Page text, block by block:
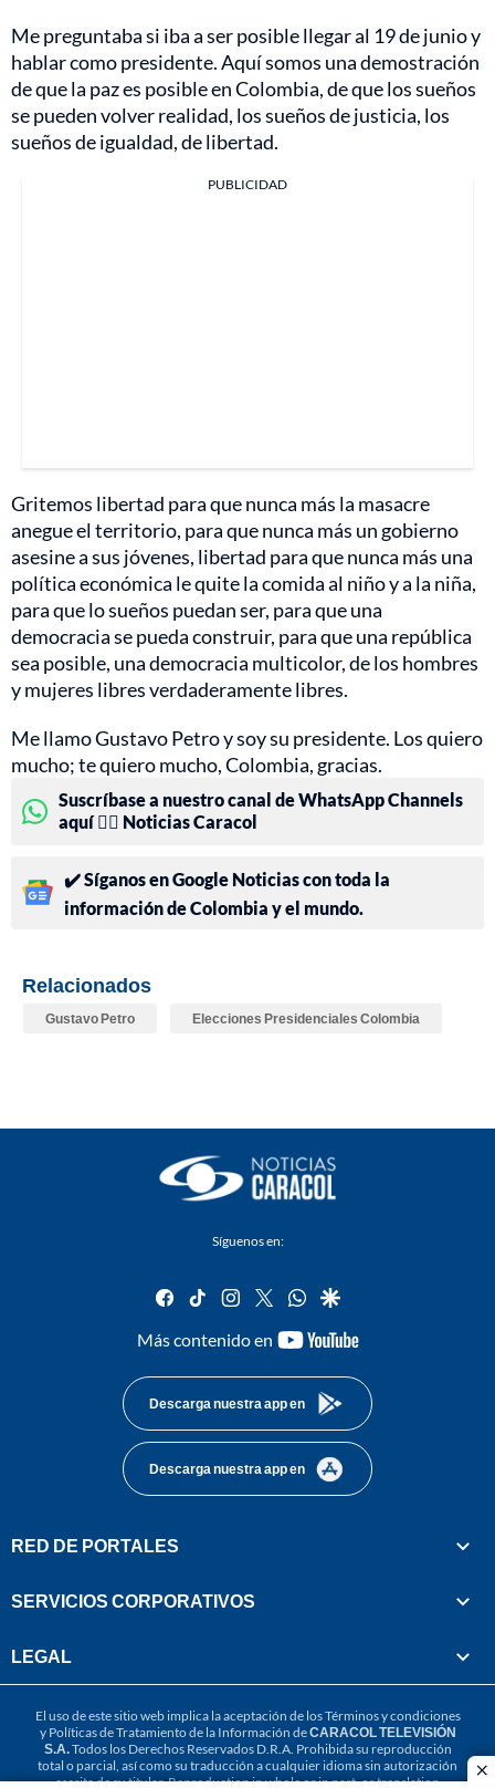
Me preguntaba si iba a ser posible llegar al 19 de junio y
hablar como presidente. Aquí somos una demostración
de que la paz es posible en Colombia, de que los sueños
se pueden volver realidad, los sueños de justicia, los
sueños de igualdad, de libertad.
PUBLICIDAD
Gritemos libertad para que nunca más la masacre
anegue el territorio, para que nunca más un gobierno
asesine a sus jóvenes, libertad para que nunca más una
política económica le quite la comida al niño y a la niña,
para que lo sueños puedan ser, para que una
democracia se pueda construir, para que una república
sea posible, una democracia multicolor, de los hombres
y mujeres libres verdaderamente libres.
Me llamo Gustavo Petro y soy su presidente. Los quiero
mucho; te quiero mucho, Colombia, gracias.
Suscríbase a nuestro canal de WhatsApp Channels
aquí 👉🏻 Noticias Caracol
✔️ Síganos en Google Noticias con toda la
información de Colombia y el mundo.
Relacionados
Gustavo Petro Elecciones Presidenciales Colombia
Síguenos en:
facebook
tiktok instagram
twitterwhatsapp
google
Más contenido en
youtube-
Descarga nuestra app en
Descarga nuestra app en
RED DE PORTALES
SERVICIOS CORPORATIVOS
LEGAL
El uso de este sitio web implica la aceptación de losTérminos y condiciones
y Políticas de Tratamiento de la Información deCARACOL TELEVISIÓN
S.A.Todos los Derechos Reservados D.R.A. Prohibida su reproducción
total o parcial, así como su traducción a cualquier idioma sin autorización
escrita de su titular. Reproduction in whole or in part, or translation